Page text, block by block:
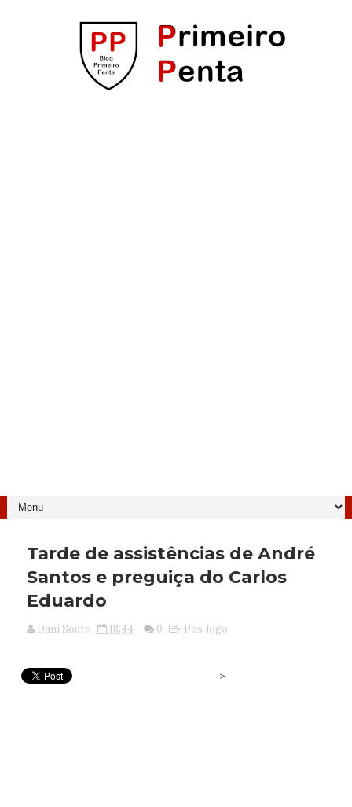
Tarde de assistências de André
Santos e preguiça do Carlos
Eduardo
Dani Souto 18:44 0 Pós Jogo
>